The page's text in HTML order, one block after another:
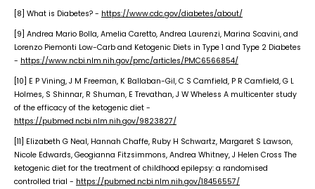
[8] What is Diabetes? - https://www.cdc.gov/diabetes/about/
[9] Andrea Mario Bolla, Amelia Caretto, Andrea Laurenzi, Marina Scavini, and
Lorenzo Piemonti Low-Carb and Ketogenic Diets in Type 1 and Type 2 Diabetes
- https://www.ncbi.nlm.nih.gov/pmc/articles/PMC6566854/
[10] E P Vining, J M Freeman, K Ballaban-Gil, C S Camfield, P R Camfield, G L
Holmes, S Shinnar, R Shuman, E Trevathan, J W Wheless A multicenter study
of the efficacy of the ketogenic diet -
https://pubmed.ncbi.nlm.nih.gov/9823827/
[11] Elizabeth G Neal, Hannah Chaffe, Ruby H Schwartz, Margaret S Lawson,
Nicole Edwards, Geogianna Fitzsimmons, Andrea Whitney, J Helen Cross The
ketogenic diet for the treatment of childhood epilepsy: a randomised
controlled trial - https://pubmed.ncbi.nlm.nih.gov/18456557/